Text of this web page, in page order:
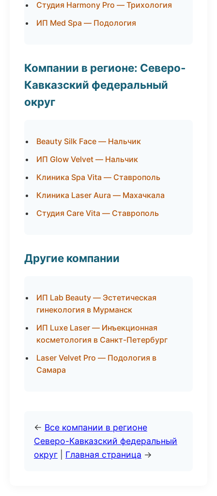
Студия Harmony Pro — Трихология
ИП Med Spa — Подология
Компании в регионе: Северо-
Кавказский федеральный
округ
Beauty Silk Face — Нальчик
ИП Glow Velvet — Нальчик
Клиника Spa Vita — Ставрополь
Клиника Laser Aura — Махачкала
Студия Care Vita — Ставрополь
Другие компании
ИП Lab Beauty — Эстетическая
гинекология в Мурманск
ИП Luxe Laser — Инъекционная
косметология в Санкт-Петербург
Laser Velvet Pro — Подология в
Самара
← Все компании в регионе
Северо-Кавказский федеральный
округ
Главная страница →